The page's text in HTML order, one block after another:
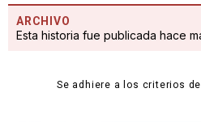
ARCHIVO
Esta historia fue publicada hace
Se adhiere a los criterios de